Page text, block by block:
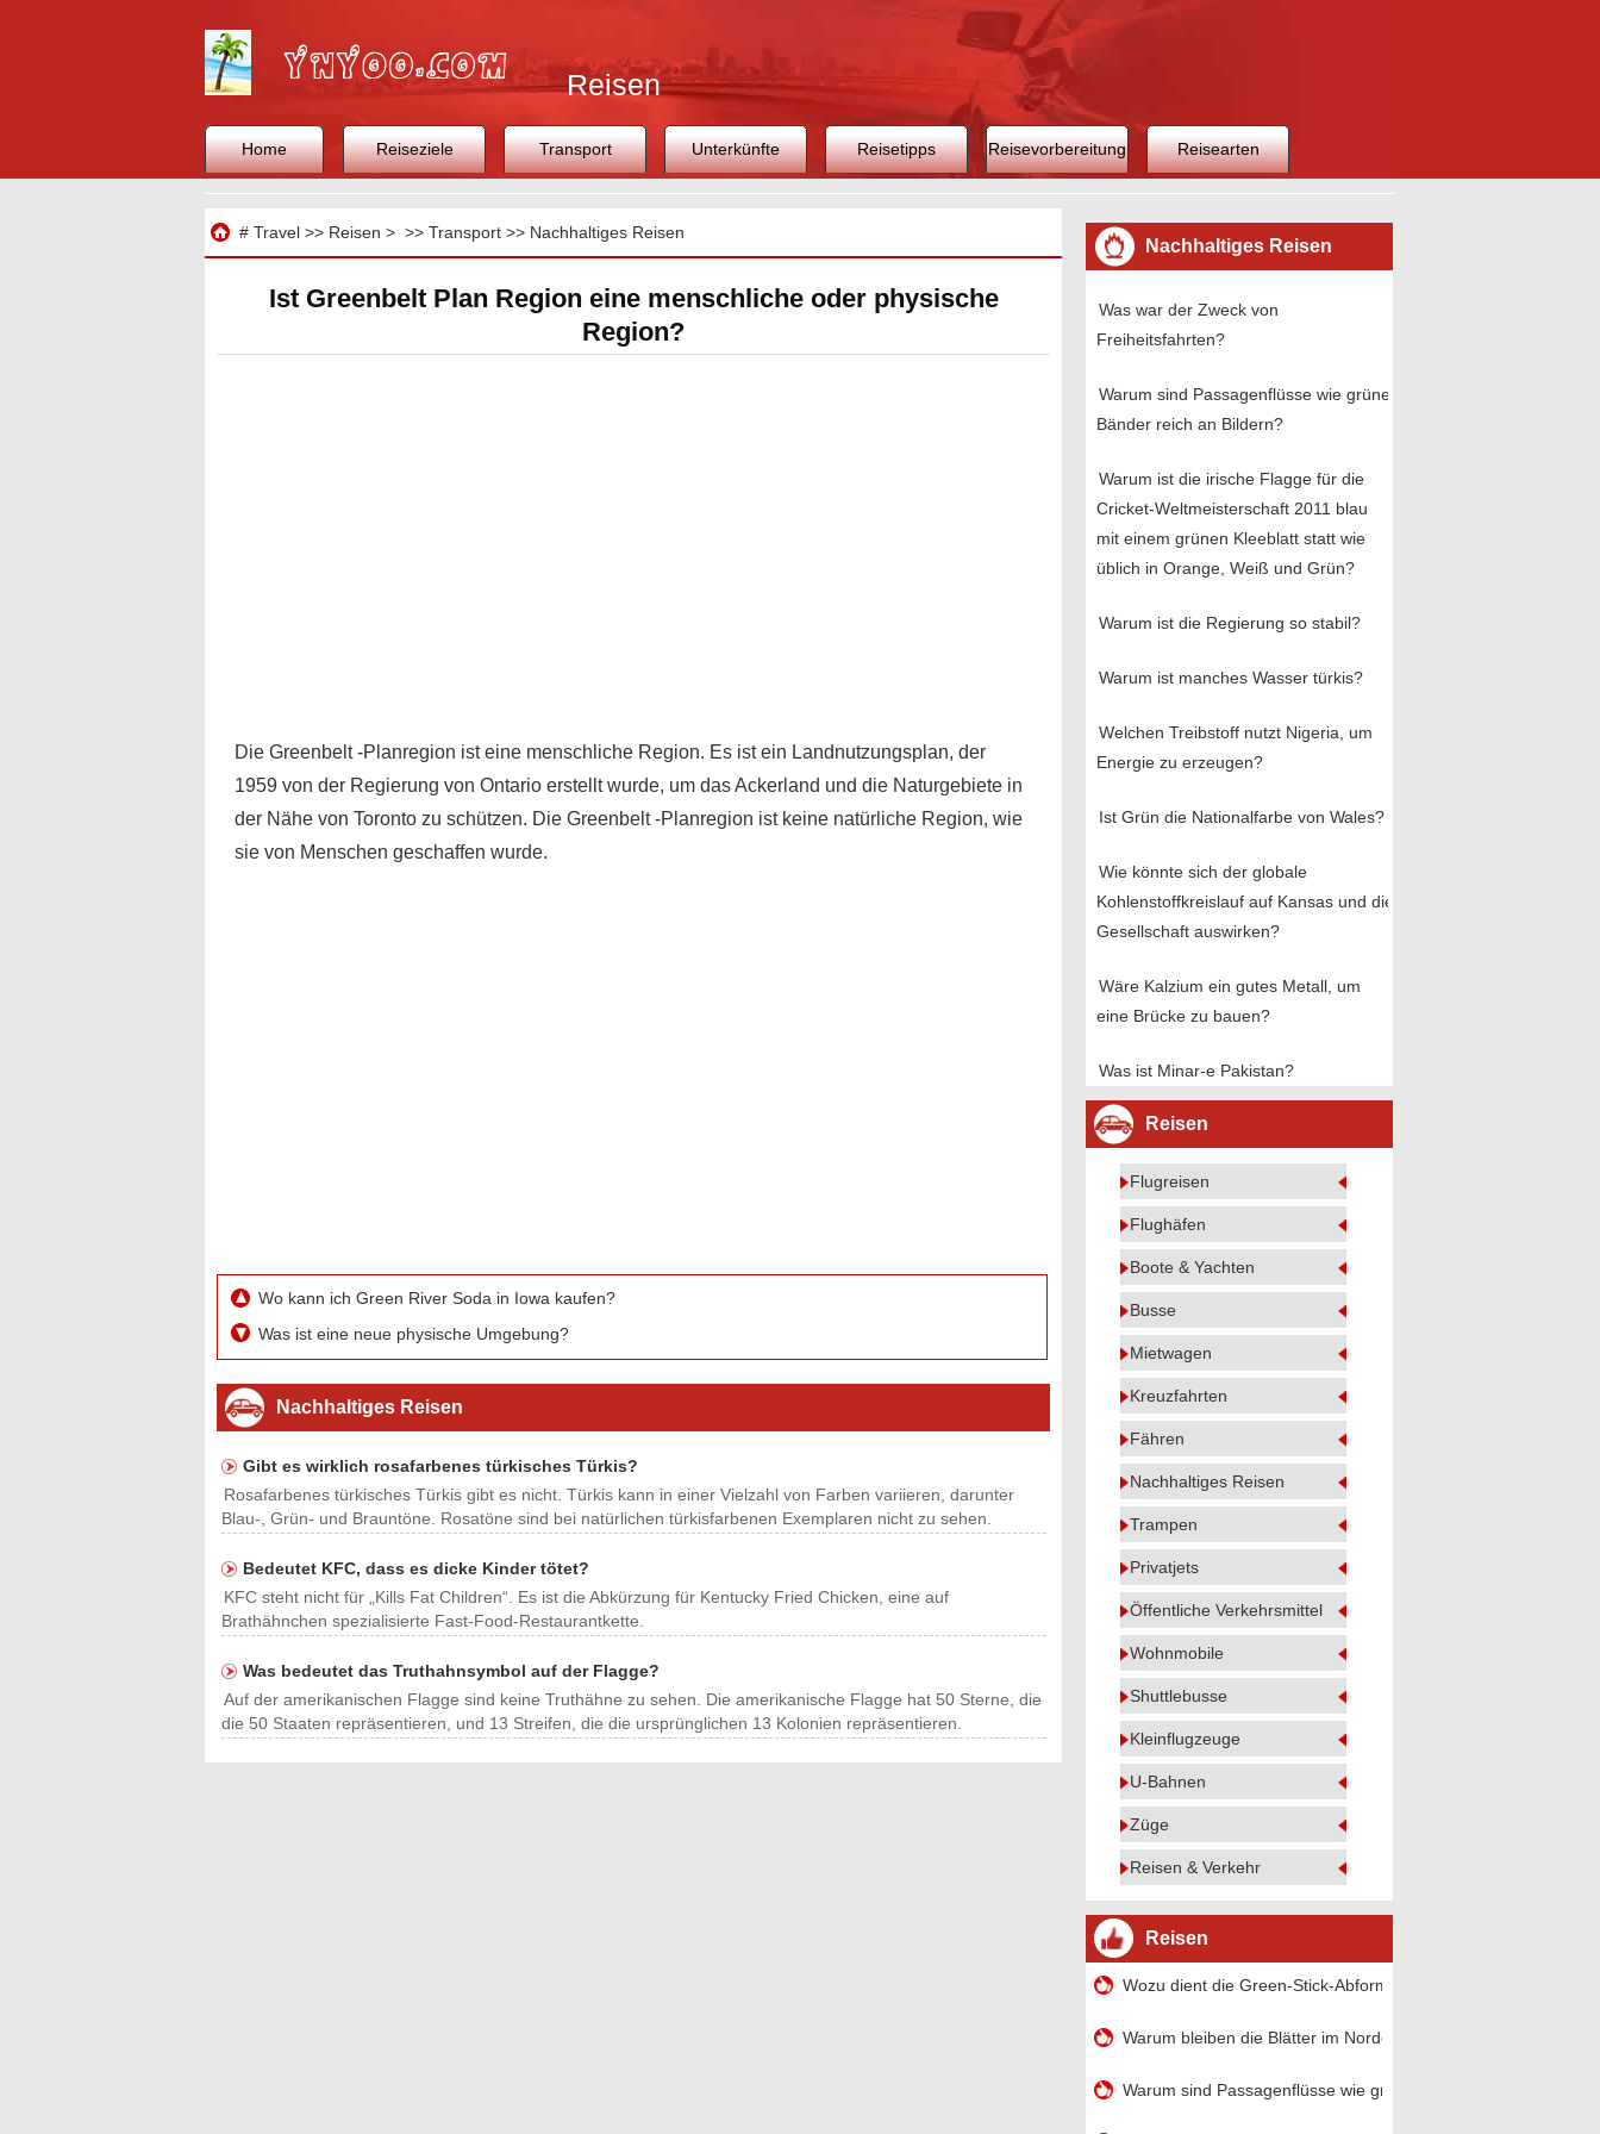
Reisen
Home Reiseziele Transport Unterkünfte Reisetipps Reisevorbereitung Reisearten
# Travel>> Reisen > >> Transport>> Nachhaltiges Reisen
Ist Greenbelt Plan Region eine menschliche oder physische
Region?
Die Greenbelt -Planregion ist eine menschliche Region. Es ist ein Landnutzungsplan, der
1959 von der Regierung von Ontario erstellt wurde, um das Ackerland und die Naturgebiete in
der Nähe von Toronto zu schützen. Die Greenbelt -Planregion ist keine natürliche Region, wie
sie von Menschen geschaffen wurde.
Wo kann ich Green River Soda in Iowa kaufen?
Was ist eine neue physische Umgebung?
Nachhaltiges Reisen
Gibt es wirklich rosafarbenes türkisches Türkis?
Rosafarbenes türkisches Türkis gibt es nicht. Türkis kann in einer Vielzahl von Farben variieren, darunter
Blau-, Grün- und Brauntöne. Rosatöne sind bei natürlichen türkisfarbenen Exemplaren nicht zu sehen.
Bedeutet KFC, dass es dicke Kinder tötet?
KFC steht nicht für „Kills Fat Children“. Es ist die Abkürzung für Kentucky Fried Chicken, eine auf
Brathähnchen spezialisierte Fast-Food-Restaurantkette.
Was bedeutet das Truthahnsymbol auf der Flagge?
Auf der amerikanischen Flagge sind keine Truthähne zu sehen. Die amerikanische Flagge hat 50 Sterne, die
die 50 Staaten repräsentieren, und 13 Streifen, die die ursprünglichen 13 Kolonien repräsentieren.
Nachhaltiges Reisen
Was war der Zweck von
Freiheitsfahrten?
Warum sind Passagenflüsse wie grüne
Bänder reich an Bildern?
Warum ist die irische Flagge für die
Cricket-Weltmeisterschaft 2011 blau
mit einem grünen Kleeblatt statt wie
üblich in Orange, Weiß und Grün?
Warum ist die Regierung so stabil?
Warum ist manches Wasser türkis?
Welchen Treibstoff nutzt Nigeria, um
Energie zu erzeugen?
Ist Grün die Nationalfarbe von Wales?
Wie könnte sich der globale
Kohlenstoffkreislauf auf Kansas und die
Gesellschaft auswirken?
Wäre Kalzium ein gutes Metall, um
eine Brücke zu bauen?
Was ist Minar-e Pakistan?
Reisen
Flugreisen
Flughäfen
Boote & Yachten
Busse
Mietwagen
Kreuzfahrten
Fähren
Nachhaltiges Reisen
Trampen
Privatjets
Öffentliche Verkehrsmittel
Wohnmobile
Shuttlebusse
Kleinflugzeuge
U-Bahnen
Züge
Reisen & Verkehr
Reisen
Wozu dient die Green-Stick-Abformmasse?
Warum bleiben die Blätter im Norden das ganze Jahr über
Warum sind Passagenflüsse wie grüne Bänder reich an